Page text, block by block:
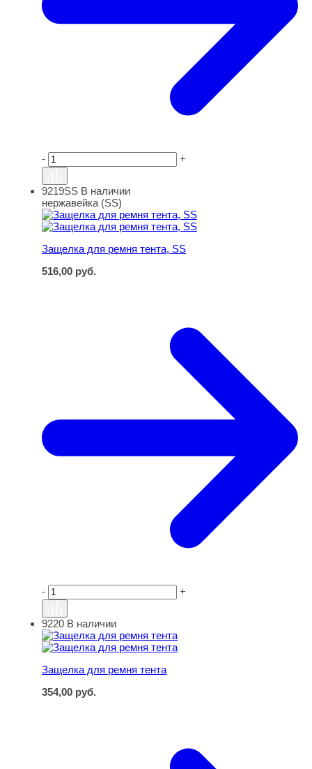
- +
Защелка для ремня тента, SS
9219SS В наличии
нержавейка (SS)
Защелка для ремня тента, SS
516,00 руб.
- +
Защелка для ремня тента
9220 В наличии
Защелка для ремня тента
354,00 руб.